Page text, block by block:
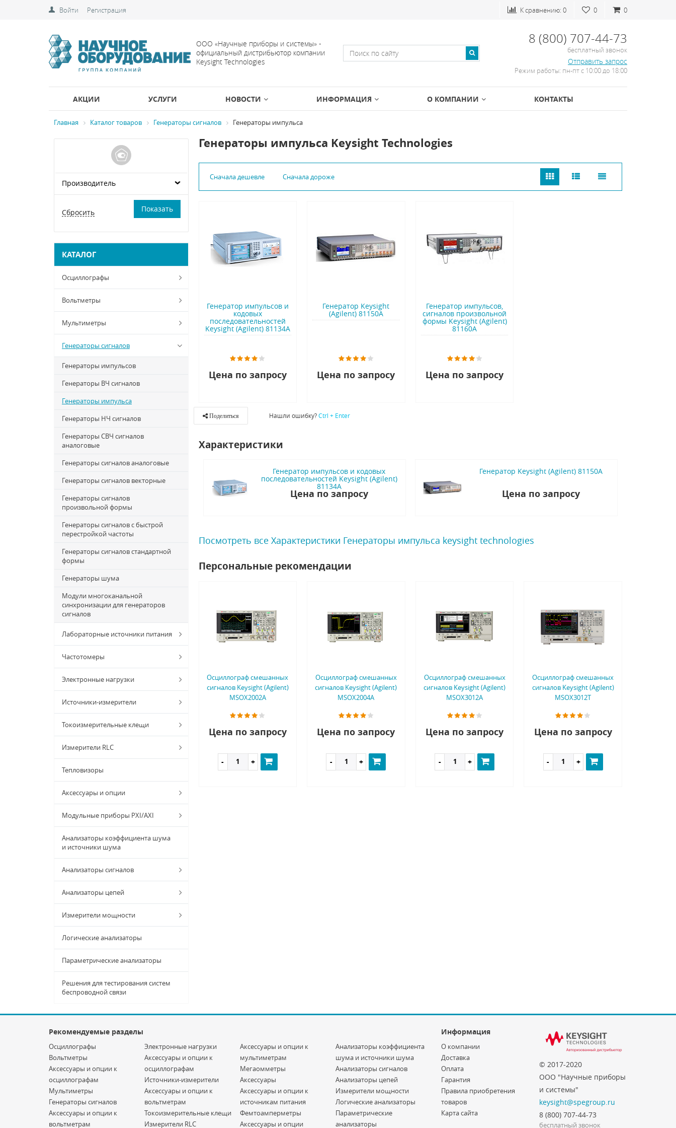
Войти Регистрация 0
0
К сравнению: 0
ООО «Научные приборы и системы» -
официальный дистрибьютор компании
Keysight Technologies
8 (800) 707-44-73
бесплатный звонок
Отправить запрос
Режим работы: пн-пт с 10:00 до 18:00
АКЦИИ УСЛУГИ НОВОСТИ ИНФОРМАЦИЯ О КОМПАНИИ КОНТАКТЫ
Главная Каталог товаров Генераторы сигналов Генераторы импульса
Производитель
КАТАЛОГ
Осциллографы
Вольтметры
Мультиметры
Генераторы сигналов
Генераторы импульсов
Генераторы ВЧ сигналов
Генераторы импульса
Генераторы НЧ сигналов
Генераторы СВЧ сигналов
аналоговые
Генераторы сигналов аналоговые
Генераторы сигналов векторные
Генераторы сигналов
произвольной формы
Генераторы сигналов с быстрой
перестройкой частоты
Генераторы сигналов стандартной
формы
Генераторы шума
Модули многоканальной
синхронизации для генераторов
сигналов
Лабораторные источники питания
Частотомеры
Электронные нагрузки
Источники-измерители
Токоизмерительные клещи
Измерители RLC
Тепловизоры
Аксессуары и опции
Модульные приборы PXI/AXI
Анализаторы коэффициента шума
и источники шума
Анализаторы сигналов
Анализаторы цепей
Измерители мощности
Логические анализаторы
Параметрические анализаторы
Решения для тестирования систем
беспроводной связи
Генераторы импульса Keysight Technologies
Сначала дешевле Сначала дороже
Генератор импульсов и
кодовых
последовательностей
Keysight (Agilent) 81134A
Цена по запросу
Генератор Keysight
(Agilent) 81150A
Цена по запросу
Генератор импульсов,
сигналов произвольной
формы Keysight (Agilent)
81160A
Цена по запросу
Поделиться Нашли ошибку?Ctrl + Enter
Характеристики
Генератор импульсов и кодовых
последовательностей Keysight (Agilent)
81134A
Цена по запросу
Генератор Keysight (Agilent) 81150A
Цена по запросу
Посмотреть все Характеристики Генераторы импульса keysight technologies
Персональные рекомендации
Осциллограф смешанных
сигналов Keysight (Agilent)
MSOX2002A
Цена по запросу
Осциллограф смешанных
сигналов Keysight (Agilent)
MSOX2004A
Цена по запросу
Осциллограф смешанных
сигналов Keysight (Agilent)
MSOX3012A
Цена по запросу
Осциллограф смешанных
сигналов Keysight (Agilent)
MSOX3012T
Цена по запросу
Рекомендуемые разделы Информация
© 2017-2020
ООО "Научные приборы
и системы"
keysight@spegroup.ru
8 (800) 707-44-73
бесплатный звонок
Осциллографы
Вольтметры
Аксессуары и опции к
осциллографам
Мультиметры
Генераторы сигналов
Аксессуары и опции к
вольтметрам
Электронные нагрузки
Аксессуары и опции к
осциллографам
Источники-измерители
Аксессуары и опции к
вольтметрам
Токоизмерительные клещи
Измерители RLC
Аксессуары и опции к
мультиметрам
Мегаомметры
Аксессуары
Аксессуары и опции к
источникам питания
Фемтоамперметры
Аксессуары и опции
Анализаторы коэффициента
шума и источники шума
Анализаторы сигналов
Анализаторы цепей
Измерители мощности
Логические анализаторы
Параметрические
анализаторы
О компании
Доставка
Оплата
Гарантия
Правила приобретения
товаров
Карта сайта